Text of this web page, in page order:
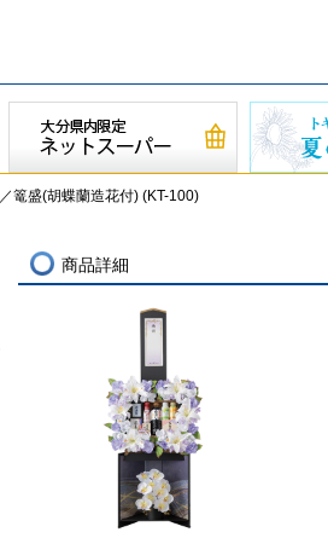
／篭盛(胡蝶蘭造花付) (KT-100)
商品詳細